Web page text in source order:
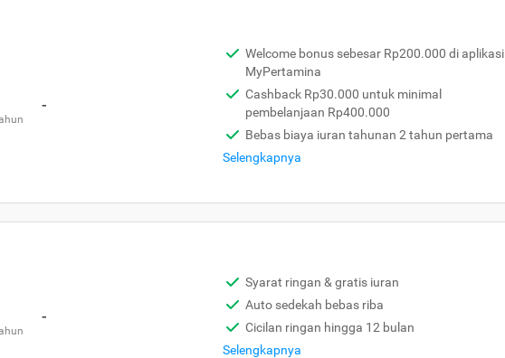
-
Welcome bonus sebesar Rp200.000 di aplikasi
MyPertamina
Cashback Rp30.000 untuk minimal
pembelanjaan Rp400.000
Bebas biaya iuran tahunan 2 tahun pertama
Selengkapnya
-
Syarat ringan & gratis iuran
Auto sedekah bebas riba
Cicilan ringan hingga 12 bulan
Selengkapnya